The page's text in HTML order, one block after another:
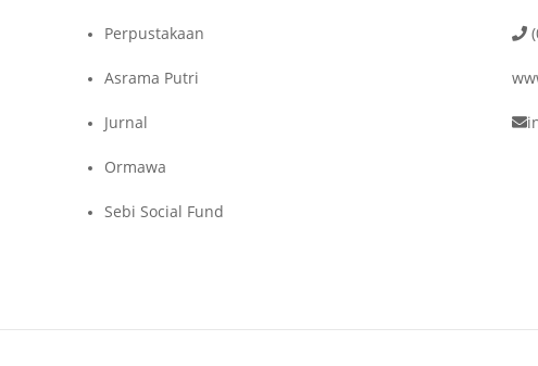
Perpustakaan
Asrama Putri
Jurnal
Ormawa
Sebi Social Fund